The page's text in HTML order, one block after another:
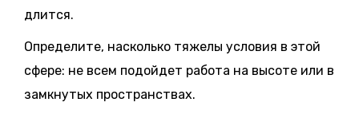
длится.
Определите, насколько тяжелы условия в этой
сфере: не всем подойдет работа на высоте или в
замкнутых пространствах.